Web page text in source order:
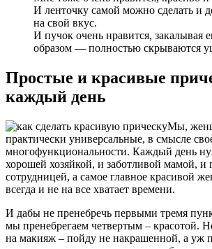
И ленточку самой можно сделать и
на свой вкус.
И пучок очень нравится, закалывая
образом — полностью скрываются
Простые и красивые
каждый день
Мы,
практически универсальные, в смысле
многофункциональности. Каждый день
хорошей хозяйкой, и заботливой мамой, и
сотрудницей, а самое главное красивой
всегда и не на все хватает времени.
И дабы не пренебречь первыми тремя
мы пренебрегаем четвертым – красотой.
на макияж – пойду не накрашенной, а уж